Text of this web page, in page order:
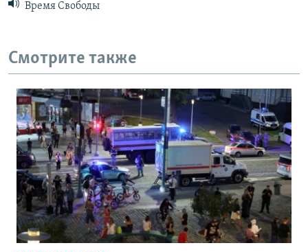
Время Свободы
Смотрите также